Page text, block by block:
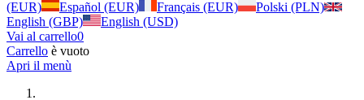
(EUR)
Español (EUR) Français (EUR)
Polski (PLN)
English (GBP)
English (USD)
Vai al carrello0
Carrello è vuoto
Apri il menù